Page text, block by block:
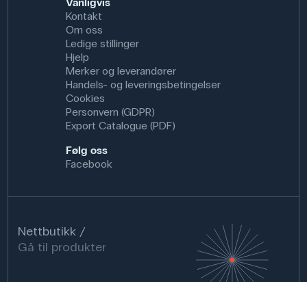
Kontakt
Om oss
Ledige stillinger
Hjelp
Merker og leverandører
Handels- og leveringsbetingelser
Cookies
Personvern (GDPR)
Export Catalogue (PDF)
Følg oss
Facebook
Nettbutikk
Gå til produkter